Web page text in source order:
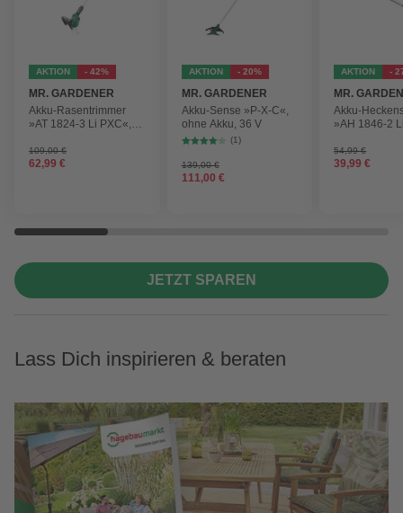
AKTION - 42%
MR. GARDENER
Akku-Rasentrimmer
»AT 1824-3 Li PXC«,
109,00 €
62,99 €
AKTION - 20%
MR. GARDENER
Akku-Sense »P-X-C«,
ohne Akku, 36 V
(1)
139,00 €
111,00 €
AKTION -
MR.
Akku-
»AH 1846-2
54,99 €
39,99 €
JETZT SPAREN
Lass Dich inspirieren & beraten